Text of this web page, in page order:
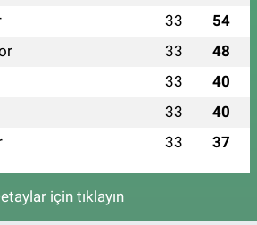
33 54
33 48
33 40
33 40
33 37
için tıklayın